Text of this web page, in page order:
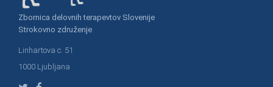
Zbornica delovnih terapevtov Slovenije
Strokovno združenje
Linhartova c. 51
1000 Ljubljana